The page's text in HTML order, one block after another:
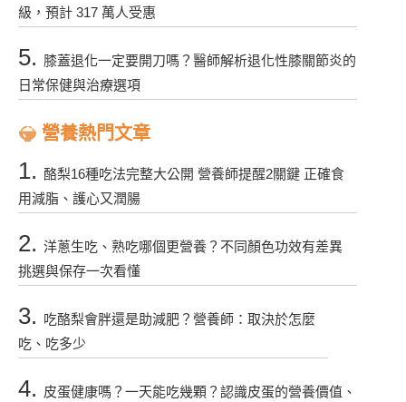
級，預計 317 萬人受惠
5. 膝蓋退化一定要開刀嗎？醫師解析退化性膝關節炎的
日常保健與治療選項
營養熱門文章
1. 酪梨16種吃法完整大公開 營養師提醒2關鍵 正確食
用減脂、護心又潤腸
2. 洋蔥生吃、熟吃哪個更營養？不同顏色功效有差異
挑選與保存一次看懂
3. 吃酪梨會胖還是助減肥？營養師：取決於怎麼
吃、吃多少
4. 皮蛋健康嗎？一天能吃幾顆？認識皮蛋的營養價值、